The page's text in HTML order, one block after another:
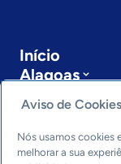
Início
Alagoas
Sobre a ASN
Últimas
Entre em
Editorias
Aviso de Cookies
Nós usamos cookies
melhorar a sua